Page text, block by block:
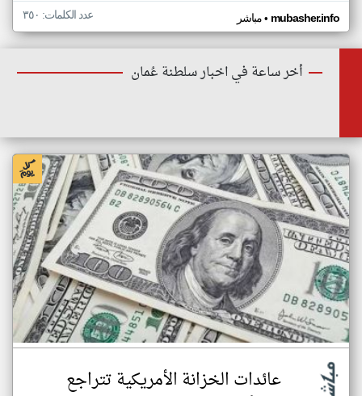
مباشر• mubasher.info عدد الكلمات: ٣٥٠
أخر ساعة في اخبار سلطنة عُمان
عائدات الخزانة الأمريكية تتراجع